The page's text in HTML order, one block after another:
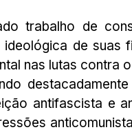
trabalho de
de suas
nas lutas contra
antifascista e